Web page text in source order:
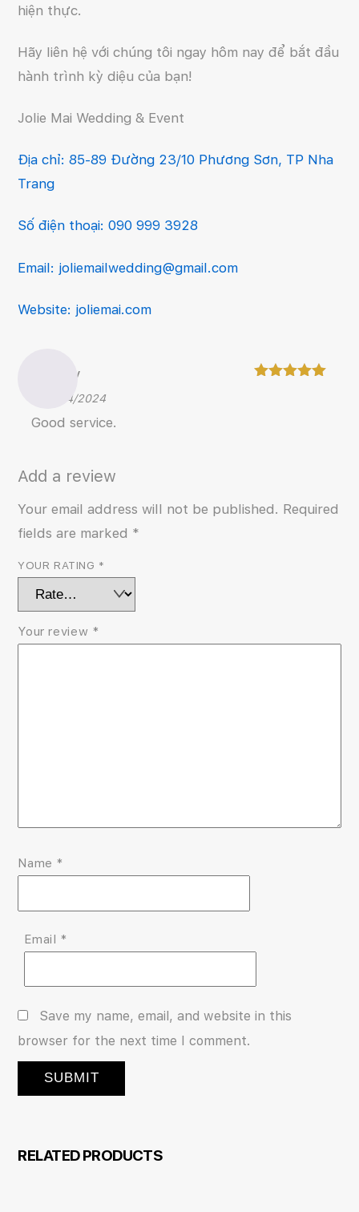
hiện thực.
Hãy liên hệ với chúng tôi ngay hôm nay để bắt đầu
hành trình kỳ diệu của bạn!
Jolie Mai Wedding & Event
Địa chỉ: 85-89 Đường 23/10 Phương Sơn, TP Nha
Trang
Số điện thoại: 090 999 3928
Email: joliemailwedding@gmail.com
Website: joliemai.com
Henry
06/04/2024
Good service.
Add a review
Your email address will not be published. Required
fields are marked *
YOUR RATING *
Your review *
Name *
Email *
Save my name, email, and website in this
browser for the next time I comment.
RELATED PRODUCTS